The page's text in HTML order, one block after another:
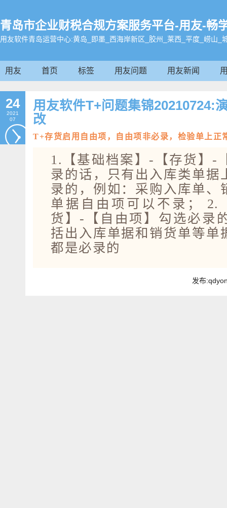
青岛市企业财税合规方案服务平台-用友-畅
用友软件青岛运营中心:黄岛_即墨_西海岸新区_胶州_莱西_平度_崂山_
用友 首页 标签 用友问题 用友新闻
24
2021
07
用友软件T+问题集锦20210724:
改
T+存货启用自由项，自由项非必录，检验单上正
1.【基础档案】-【存货】-
录的话，只有出入库类单据
录的，例如：采购入库单、
单据自由项可以不录； 2.
货】-【自由项】勾选必录
括出入库单据和销货单等单
都是必录的
发布